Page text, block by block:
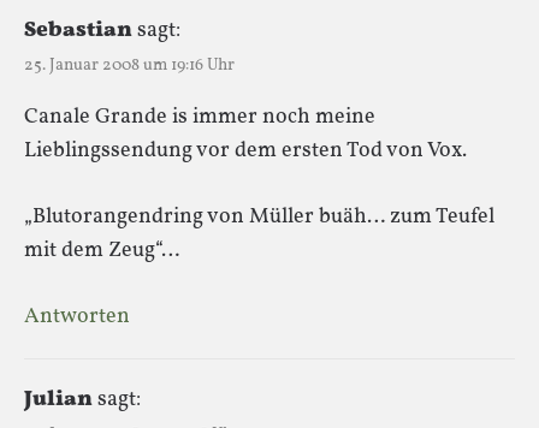
Sebastiansagt:
25. Januar 2008 um 19:16 Uhr
Canale Grande is immer noch meine
Lieblingssendung vor dem ersten Tod von Vox.
„Blutorangendring von Müller buäh… zum Teufel
mit dem Zeug“…
Antworten
Juliansagt: